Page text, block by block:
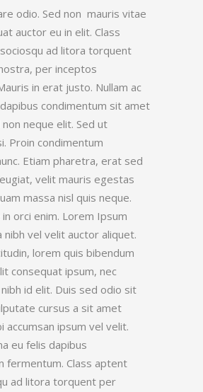
odio. Sed non mauris vitae
auctor eu in elit. Class
ad litora torquent
per inceptos
in erat justo. Nullam ac
condimentum sit amet
non neque elit. Sed ut
Proin condimentum
Etiam pharetra, erat sed
velit mauris egestas
massa nisl quis neque.
orci enim. Lorem Ipsum
nibh vel velit auctor aliquet.
lorem quis bibendum
consequat ipsum, nec
id elit. Duis sed odio sit
cursus a sit amet
accumsan ipsum vel velit.
eu felis dapibus
fermentum. Class aptent
ad litora torquent per